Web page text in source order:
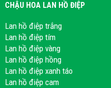
CHẬU HOA LAN HỒ ĐIỆP
Lan hồ điệp trắng
Lan hồ điệp tím
Lan hồ điệp vàng
Lan hồ điệp hồng
Lan hồ điệp xanh táo
Lan hồ điệp cam